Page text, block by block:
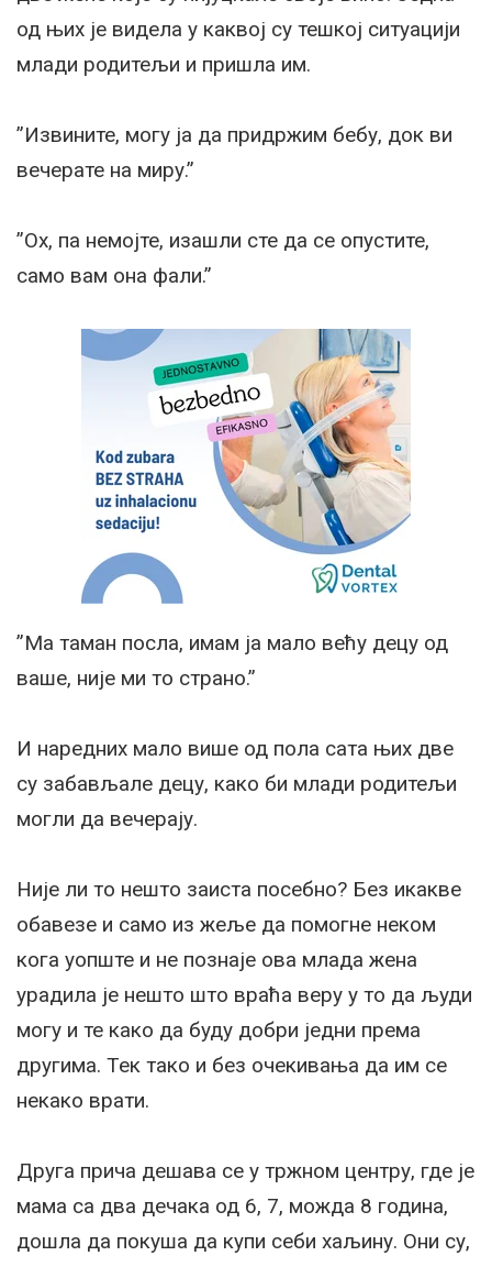
од њих је видела у каквој су тешкој ситуацији
млади родитељи и пришла им.
”Извините, могу ја да придржим бебу, док ви
вечерате на миру.”
”Ох, па немојте, изашли сте да се опустите,
само вам она фали.”
”Ма таман посла, имам ја мало већу децу од
ваше, није ми то страно.”
И наредних мало више од пола сата њих две
су забављале децу, како би млади родитељи
могли да вечерају.
Није ли то нешто заиста посебно? Без икакве
обавезе и само из жеље да помогне неком
кога уопште и не познаје ова млада жена
урадила је нешто што враћа веру у то да људи
могу и те како да буду добри једни према
другима. Тек тако и без очекивања да им се
некако врати.
Друга прича дешава се у тржном центру, где је
мама са два дечака од 6, 7, можда 8 година,
дошла да покуша да купи себи хаљину. Они су,